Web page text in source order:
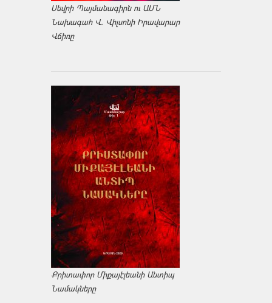
Սեվրի Պայմանագիրն ու ԱՄՆ
Նախագահ Վ. Վիլսոնի Իրավարար
Վճիռը
Քրիտափոր Միքայէլեանի Անտիպ
Նամակները